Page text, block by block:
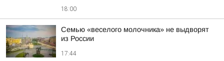
18:00
Семью «веселого молочника» не выдворят
из России
17:44